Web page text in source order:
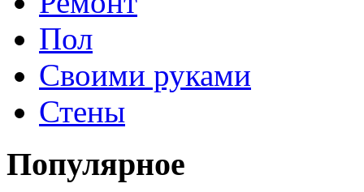
Пол
Своими руками
Стены
Популярное